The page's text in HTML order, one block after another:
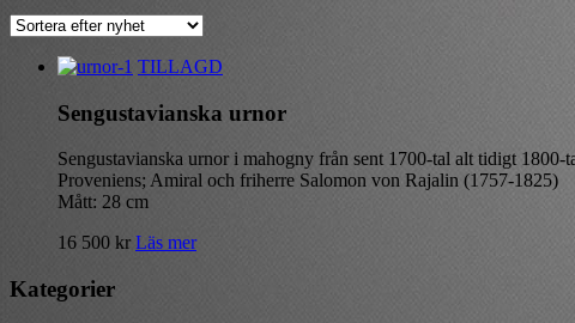
TILLAGD
Sengustavianska urnor
Sengustavianska urnor i mahogny från sent 1700-tal alt tidigt 1800-
Proveniens; Amiral och friherre Salomon von Rajalin (1757-1825)
Mått: 28 cm
16 500 kr Läs mer
Kategorier